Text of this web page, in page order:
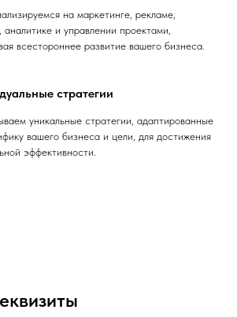
на маркетинге, рекламе,
аналитике и управлении проектами,
всестороннее развитие вашего бизнеса.
стратегии
уникальные стратегии, адаптированные
вашего бизнеса и цели, для достижения
эффективности.